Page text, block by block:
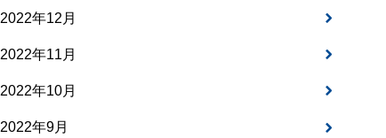
2022年12月
2022年11月
2022年10月
2022年9月